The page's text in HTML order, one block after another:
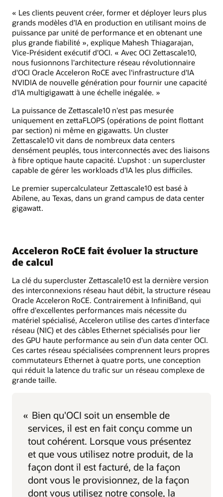
« Les clients peuvent créer, former et déployer leurs plus
grands modèles d'IA en production en utilisant moins de
puissance par unité de performance et en obtenant une
plus grande fiabilité », explique Mahesh Thiagarajan,
Vice-Président exécutif d'OCI. « Avec OCI Zettascale10,
nous fusionnons l'architecture réseau révolutionnaire
d'OCI Oracle Acceleron RoCE avec l'infrastructure d'IA
NVIDIA de nouvelle génération pour fournir une capacité
d'IA multigigawatt à une échelle inégalée. »
La puissance de Zettascale10 n'est pas mesurée
uniquement en zettaFLOPS (opérations de point flottant
par section) ni même en gigawatts. Un cluster
Zettascale10 vit dans de nombreux data centers
densément peuplés, tous interconnectés avec des liaisons
à fibre optique haute capacité. L'upshot : un supercluster
capable de gérer les workloads d'IA les plus difficiles.
Le premier supercalculateur Zettascale10 est basé à
Abilene, au Texas, dans un grand campus de data center
gigawatt.
Acceleron RoCE fait évoluer la structure
de calcul
La clé du supercluster Zettascale10 est la dernière version
des interconnexions réseau haut débit, la structure réseau
Oracle Acceleron RoCE. Contrairement à InfiniBand, qui
offre d'excellentes performances mais nécessite du
matériel spécialisé, Acceleron utilise des cartes d'interface
réseau (NIC) et des câbles Ethernet spécialisés pour lier
des GPU haute performance au sein d'un data center OCI.
Ces cartes réseau spécialisées comprennent leurs propres
commutateurs Ethernet à quatre ports, une conception
qui réduit la latence du trafic sur un réseau complexe de
grande taille.
« Bien qu'OCI soit un ensemble de
services, il est en fait conçu comme un
tout cohérent. Lorsque vous présentez
et que vous utilisez notre produit, de la
façon dont il est facturé, de la façon
dont vous le provisionnez, de la façon
dont vous utilisez notre console, la